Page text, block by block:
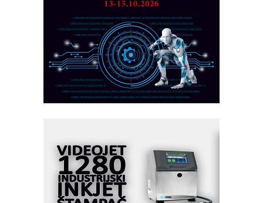
MAREX - Lim i mašine za savremena
rešenja
Marcom-plast d.o.o.- vaš pouzdan
partner
CTO - Prilagodite svoju toplinsku
obradu!
Razvoj asortimanskog pravca MINI-
PLC AKYTEC
MOTOMAN – NEXT-Robotika vođena
veštačkom inteligencijom
I.SAFE MOBILE revolucioniše
industrijsku automatizaciju
pionirskimmobile operator PANEL-OM